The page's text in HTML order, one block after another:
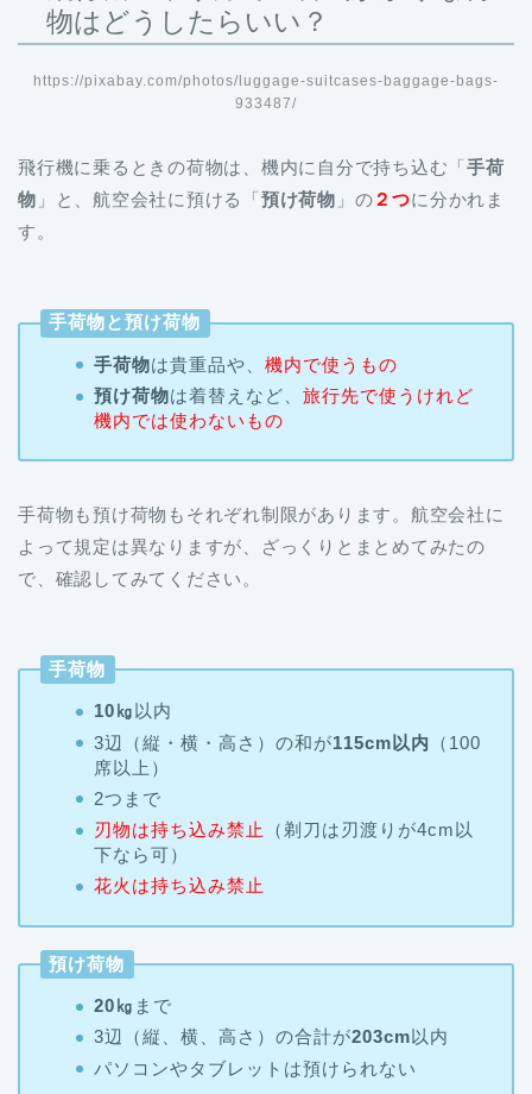
物はどうしたらいい？
https://pixabay.com/photos/luggage-suitcases-baggage-bags-
933487/
飛行機に乗るときの荷物は、機内に自分で持ち込む「手荷
物 」と、航空会社に預ける「預け荷物 」の２つに分かれま
す。
手荷物と預け荷物
手荷物は貴重品や、 機内で使うもの
預け荷物は着替えなど、 旅行先で使うけれど
機内では使わないもの
手荷物も預け荷物もそれぞれ制限があります。航空会社に
よって規定は異なりますが、ざっくりとまとめてみたの
で、確認してみてください。
手荷物
10㎏ 以内
3辺（縦・横・高さ）の和が115cm以内
（100
席以上）
2つまで
刃物は持ち込み禁止
（剃刀は刃渡りが4cm以
下なら可）
花火は持ち込み禁止
預け荷物
20㎏ まで
3辺（縦、横、高さ）の合計が203cm以内
パソコンやタブレットは預けられない